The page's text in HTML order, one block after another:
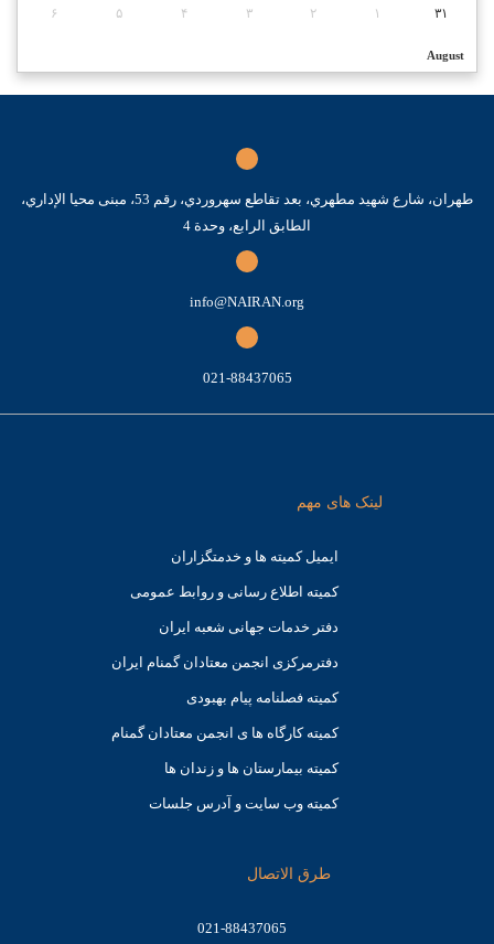
۳۱
۱ ۲ ۳ ۴ ۵ ۶
August
طهران، شارع شهيد مطهري، بعد تقاطع سهروردي، رقم 53، مبنى محيا الإداري،
الطابق الرابع، وحدة 4
info@NAIRAN.org
021-88437065
لینک های مهم
ایمیل کمیته ها و خدمتگزاران
کميته اطلاع رسانی و روابط عمومی
دفتر خدمات جهانی شعبه ايران
دفترمرکزی انجمن معتادان گمنام ایران
کمیته فصلنامه پیام بهبودی
کمیته کارگاه ها ی انجمن معتادان گمنام
کمیته بیمارستان ها و زندان ها
کمیته وب سایت و آدرس جلسات
طرق الاتصال
021-88437065